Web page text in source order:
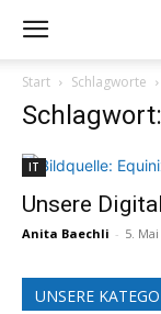
Start Schlagworte
IT
Unsere
Anita Baechli - 5.
UNSERE